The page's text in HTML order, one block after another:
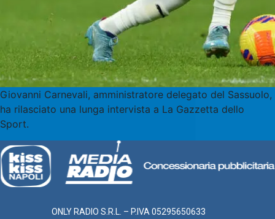
Giovanni Carnevali, amministratore delegato del Sassuolo,
ha rilasciato una lunga intervista a La Gazzetta dello
Sport.
ONLY RADIO S.R.L. – P.IVA 05295650633